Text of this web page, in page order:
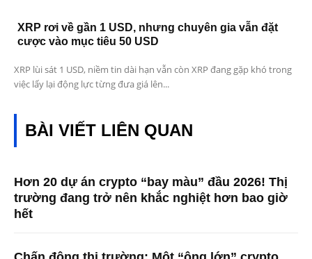
XRP rơi về gần 1 USD, nhưng chuyên gia vẫn đặt
cược vào mục tiêu 50 USD
XRP lùi sát 1 USD, niềm tin dài hạn vẫn còn XRP đang gặp khó trong
việc lấy lại động lực từng đưa giá lên...
BÀI VIẾT LIÊN QUAN
Hơn 20 dự án crypto “bay màu” đầu 2026! Thị
trường đang trở nên khắc nghiệt hơn bao giờ
hết